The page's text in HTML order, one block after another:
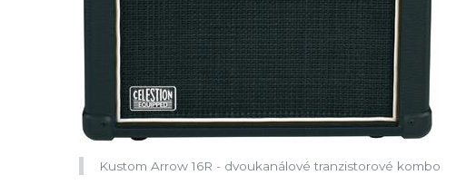
Kustom Arrow 16R - dvoukanálové tranzistorové kombo